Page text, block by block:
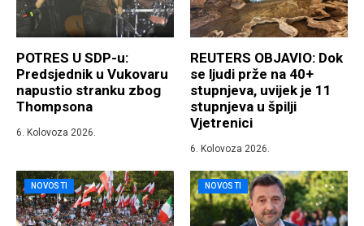
POTRES U SDP-u:
Predsjednik u Vukovaru
napustio stranku zbog
Thompsona
6. Kolovoza 2026.
REUTERS OBJAVIO: Dok
se ljudi prže na 40+
stupnjeva, uvijek je 11
stupnjeva u špilji
Vjetrenici
6. Kolovoza 2026.
NOVOSTI NOVOSTI